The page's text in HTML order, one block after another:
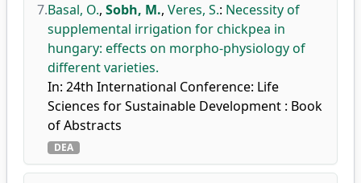
7.Basal, O., Sobh, M., Veres, S.: Necessity of
supplemental irrigation for chickpea in
hungary: effects on morpho-physiology of
different varieties.
In: 24th International Conference: Life
Sciences for Sustainable Development : Book
of Abstracts
DEA